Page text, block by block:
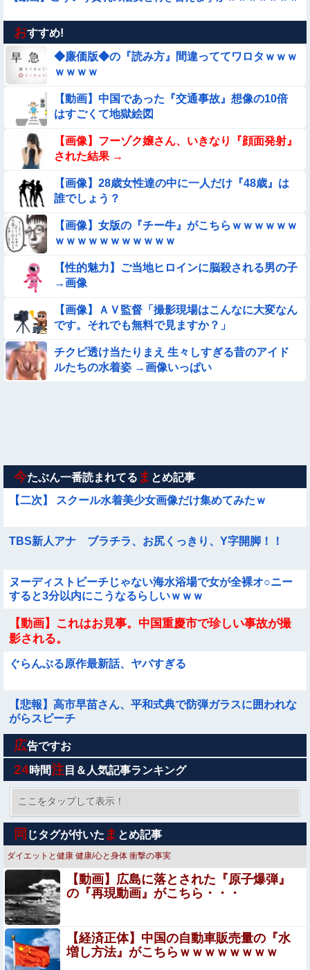
【動画】小池栄子似のGカップ女子高生「知らないオジさんに
襲われてオッパイ揉まれた」
★★昨晩、久しぶりに嫁とセックスしたんだが・・・
【動画】デブの喧嘩 ガチでヤバい……
【動画】白人「日本で一番美味い食べ物はこれな、試してみ
ろ！飛ぶぞ」
【動画】ピザ屋のバイト女、クッソせこい『ツマミ食い』をし
て炎上
【画像】巨大マンボウの稚魚さん、金平糖みたいでカワイイｗ
【動画】力士さん、ボクサーをボコってしまう
【動画】アンドロイドみたいな女子小学生が発見される
【動画】美少女4人組の20年後の姿がヤバいwwwwww
おすすめ!
◆廉価版◆の『読み方』間違っててワロタｗｗｗ
ｗｗｗｗ
【動画】中国であった『交通事故』想像の10倍
はすごくて地獄絵図
【画像】フーゾク嬢さん、いきなり『顔面発射』
された結果 →
【画像】28歳女性達の中に一人だけ『48歳』は
誰でしょう？
【画像】女版の『チー牛』がこちらｗｗｗｗｗｗ
ｗｗｗｗｗｗｗｗｗｗｗ
【性的魅力】ご当地ヒロインに脳殺される男の子
→画像
【画像】ＡＶ監督「撮影現場はこんなに大変なん
です。それでも無料で見ますか？」
チクビ透け当たりまえ 生々しすぎる昔のアイド
ルたちの水着姿 →画像いっぱい
今たぶん一番読まれてる ま とめ記事
【二次】 スクール水着美少女画像だけ集めてみたｗ
TBS新人アナ ブラチラ、お尻くっきり、Y字開脚！！
ヌーディストビーチじゃない海水浴場で女が全裸オ○ニー
すると3分以内にこうなるらしいｗｗｗ
【動画】これはお見事。中国重慶市で珍しい事故が撮
影される。
ぐらんぶる原作最新話、ヤバすぎる
【悲報】高市早苗さん、平和式典で防弾ガラスに囲われな
がらスピーチ
『ほの暮しの庭』Switch2版 21,965本、Switch版 12,458
本
【画像】その太ももでJCは無理だろｗｗｗｗｗｗｗｗｗ
ｗｗｗｗ
【画像】 女の子「お●ぱいデカいせいで太って見えるのま
じだるい????」
犬が大嫌いで脂汗が止まらない私。リードをつけ放置され
た犬に絡まれ、追いかけられた先で『信じられない光景』
を目撃→必死で救急車を呼ぶも犬と取り残されて・・・
海外ゲイコミュニティ「日本のゲイAV、この素人イケメ
ン何者点？」⇒ 話題の動画がコレ
ジャンポケ斎藤と代理人のやりとり、「地獄すぎて完全に
コントになってる……」と衝撃を受ける人が続出中
広告ですお
24時間注 目＆人気記事ランキング
ここをタップして表示！
同 じタグが付いた ま とめ記事
ダイエットと健康 健康/心と身体 衝撃の事実
【動画】広島に落とされた『原子爆弾』
の『再現動画』がこちら・・・
【経済正体】中国の自動車販売量の『水
増し方法』がこちらｗｗｗｗｗｗｗｗ